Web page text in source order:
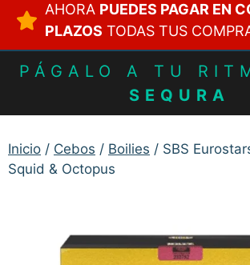
AHORA PUEDES PAGAR EN
PLAZOS TODAS TUS
PÁGALO A TU
SEQURA
Inicio / Cebos / Boilies / SBS
Squid & Octopus